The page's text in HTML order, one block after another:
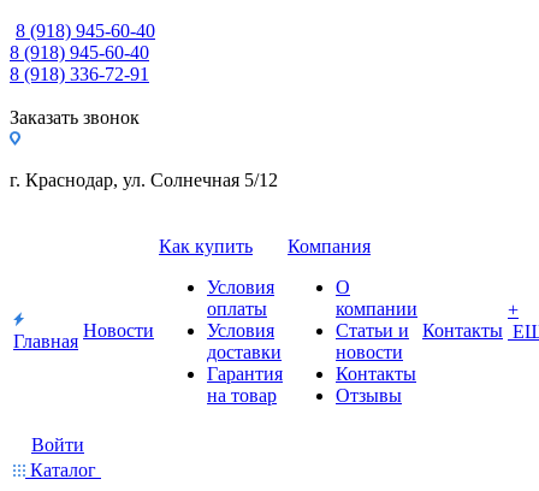
8 (918) 945-60-40
8 (918) 945-60-40
8 (918) 336-72-91
Заказать звонок
г. Краснодар, ул. Солнечная 5/12
Главная
Новости
Как купить
Условия
оплаты
Условия
доставки
Гарантия
на товар
Компания
О
компании
Статьи и
новости
Контакты
Отзывы
Контакты
+
Войти
Каталог